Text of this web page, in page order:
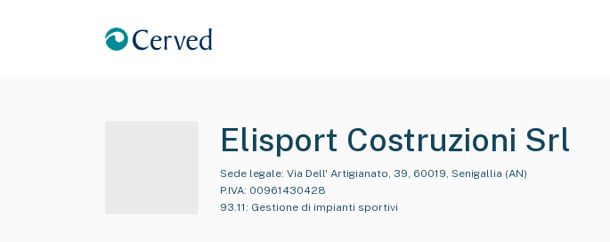
Elisport Costruzioni Srl
Sede legale: Via Dell' Artigianato, 39, 60019, Senigallia (AN)
P.IVA: 00961430428
93.11 : Gestione di impianti sportivi